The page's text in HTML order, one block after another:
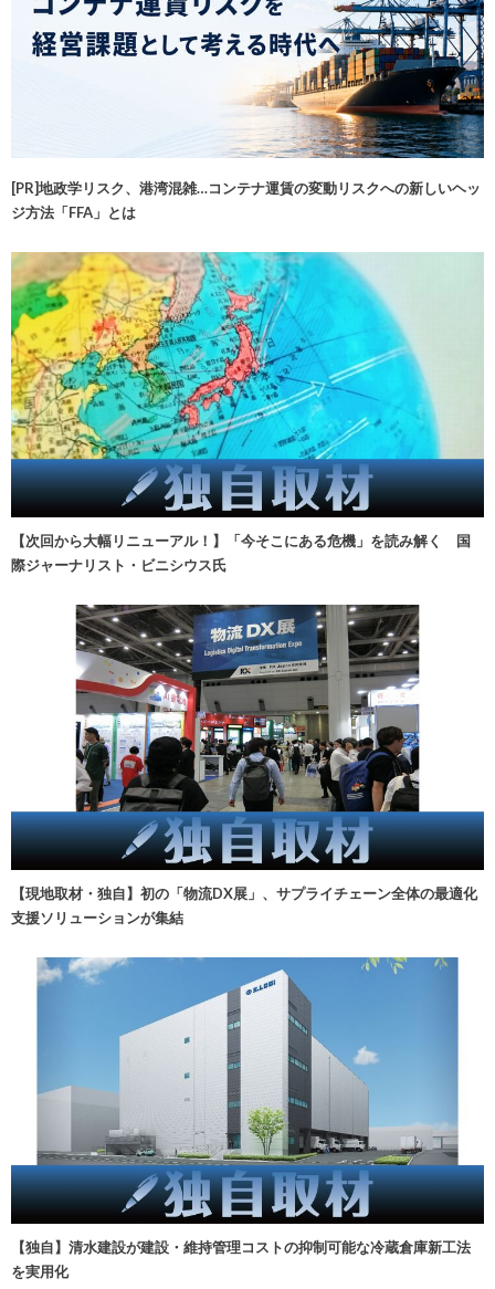
[PR]地政学リスク、港湾混雑…コンテナ運賃の変動リスクへの新しいヘッ
ジ方法「FFA」とは
【次回から大幅リニューアル！】「今そこにある危機」を読み解く 国
際ジャーナリスト・ビニシウス氏
【現地取材・独自】初の「物流DX展」、サプライチェーン全体の最適化
支援ソリューションが集結
【独自】清水建設が建設・維持管理コストの抑制可能な冷蔵倉庫新工法
を実用化